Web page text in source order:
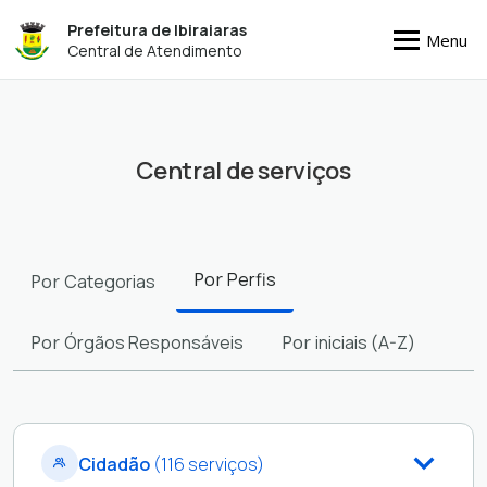
Prefeitura de Ibiraiaras
Central de Atendimento
Menu
Central de serviços
PorCategorias PorPerfis
PorÓrgãos Responsáveis Poriniciais (A-Z)
Cidadão (116 serviços)